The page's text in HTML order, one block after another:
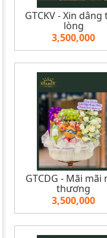
GTCKV - Xin dâng
lòng
3,500,000
GTCDG - Mãi mãi
thương
3,500,000